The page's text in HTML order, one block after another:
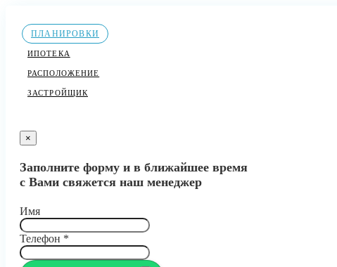
ПЛАНИРОВКИ
ИПОТЕКА
РАСПОЛОЖЕНИЕ
ЗАСТРОЙЩИК
×
Заполните форму и в ближайшее время
с Вами свяжется наш менеджер
Имя
Телефон *